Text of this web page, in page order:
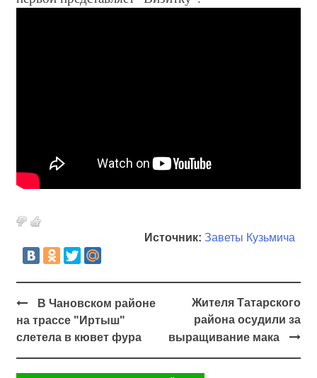
Источник: Заветы Кузьмича
В Чановском районе
на трассе "Иртыш"
слетела в кювет фура
Жителя Татарского
района осудили за
выращивание мака